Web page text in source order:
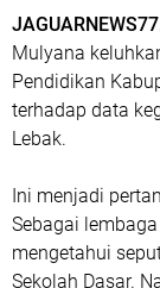
Mulyana
Pendidikan
terhadap data
Lebak.
Ini menjadi
Sebagai
mengetahui
Sekolah Dasar.